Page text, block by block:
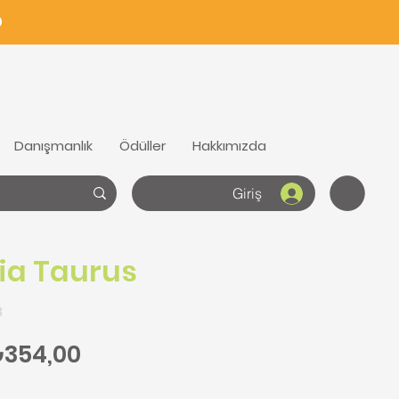
Danışmanlık Ödüller Hakkımızda
Giriş
Taurus
Fiyat